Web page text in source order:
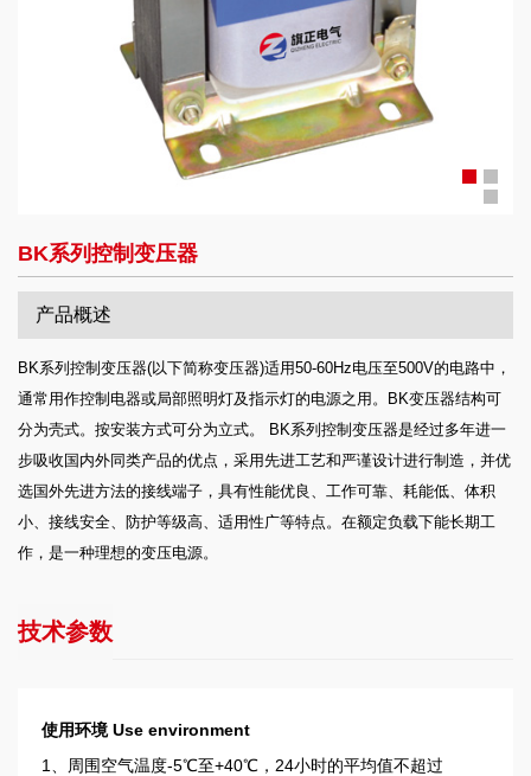
BK系列控制变压器
产品概述
BK系列控制变压器(以下简称变压器)适用50-60Hz电压至500V的电路中，
通常用作控制电器或局部照明灯及指示灯的电源之用。BK变压器结构可
分为壳式。按安装方式可分为立式。 BK系列控制变压器是经过多年进一
步吸收国内外同类产品的优点，采用先进工艺和严谨设计进行制造，并优
选国外先进方法的接线端子，具有性能优良、工作可靠、耗能低、体积
小、接线安全、防护等级高、适用性广等特点。在额定负载下能长期工
作，是一种理想的变压电源。
技术参数
使用环境 Use environment
1、周围空气温度-5℃至+40℃，24小时的平均值不超过